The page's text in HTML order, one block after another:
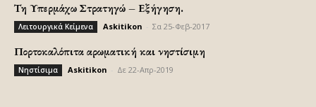
Τη Υπερμάχω Στρατηγώ – Εξήγηση.
Λειτουργικά Κείμενα Askitikon Σα 25-Φεβ-2017
Πορτοκαλόπιτα αρωματική και νηστίσιμη
Νηστίσιμα Askitikon Δε 22-Απρ-2019